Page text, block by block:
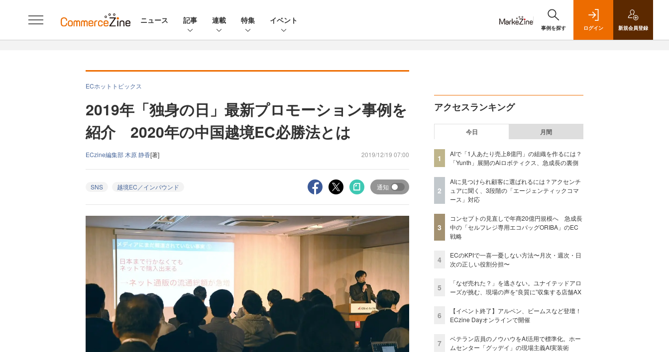
ニュース 記事 連載 特集 イベント
事例を探す ログイン 新規会員登録
ECホットトピックス
2019年「独身の日」最新プロモーション事例を
紹介 2020年の中国越境EC必勝法とは
ECzine編集部 木原 静香[著] 2019/12/19 07:00
SNS 越境EC／インバウンド 通知
アクセスランキング
今日 月間
1
AIで「1人あたり売上8億円」の組織を作るには？
「Yunth」展開のAiロボティクス、急成長の裏側
2
AIに見つけられ顧客に選ばれるには？アクセンチ
ュアに聞く、3段階の「エージェンティックコマ
ース」対応
3
コンセプトの見直しで年商20億円規模へ 急成長
中の「セルフレジ専用エコバッグORIBA」のEC
戦略
4
ECのKPIで一喜一憂しない方法〜月次・週次・日
次の正しい役割分担〜
5
「なぜ売れた？」を逃さない。ユナイテッドアロ
ーズが挑む、現場の声を“良質に”収集する店舗AX
6
【イベント終了】アルペン、ビームスなど登壇！
ECzine Dayオンラインで開催
7
ベテラン店員のノウハウをAI活用で標準化。ホー
ムセンター「グッデイ」の現場主義AI実装術